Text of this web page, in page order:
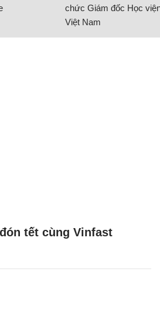
chức Giám đốc Học
Việt Nam
tết cùng Vinfast